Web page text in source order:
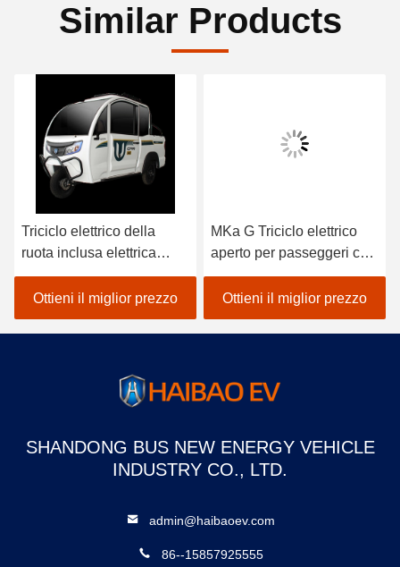
Similar Products
Triciclo elettrico della
ruota inclusa elettrica
aperta del triciclo 1000W
3 con la cabina inclusa
Ottieni il miglior prezzo
MKa G Triciclo elettrico
aperto per passeggeri con
tre ruote chiuse Motociclo
elettrico
Ottieni il miglior prezzo
SHANDONG BUS NEW ENERGY VEHICLE
INDUSTRY CO., LTD.
admin@haibaoev.com
86--15857925555